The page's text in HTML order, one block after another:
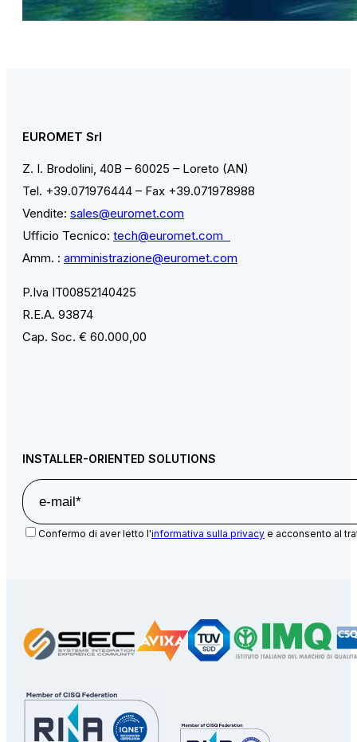
EUROMET Srl
Z. I. Brodolini, 40B – 60025 – Loreto (AN)
Tel. +39.071976444 – Fax +39.071978988
Vendite: sales@euromet.com
Ufficio Tecnico: tech@euromet.com
Amm. : amministrazione@euromet.com
P.Iva IT00852140425
R.E.A. 93874
Cap. Soc. € 60.000,00
INSTALLER-ORIENTED SOLUTIONS
Confermo di aver letto l'informativa sulla privacy e acconsento al